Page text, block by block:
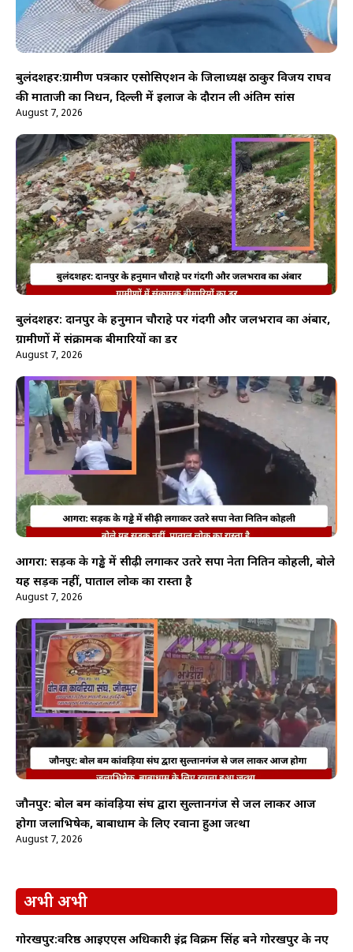
बुलंदशहर:ग्रामीण पत्रकार एसोसिएशन के जिलाध्यक्ष ठाकुर विजय राघव
की माताजी का निधन, दिल्ली में इलाज के दौरान ली अंतिम सांस
August 7, 2026
बुलंदशहर: दानपुर के हनुमान चौराहे पर गंदगी और जलभराव का अंबार,
ग्रामीणों में संक्रामक बीमारियों का डर
August 7, 2026
आगरा: सड़क के गड्ढे में सीढ़ी लगाकर उतरे सपा नेता नितिन कोहली, बोले
यह सड़क नहीं, पाताल लोक का रास्ता है
August 7, 2026
जौनपुर: बोल बम कांवड़िया संघ द्वारा सुल्तानगंज से जल लाकर आज
होगा जलाभिषेक, बाबाधाम के लिए रवाना हुआ जत्था
August 7, 2026
अभी अभी
गोरखपुर:वरिष्ठ आईएएस अधिकारी इंद्र विक्रम सिंह बने गोरखपुर के नए